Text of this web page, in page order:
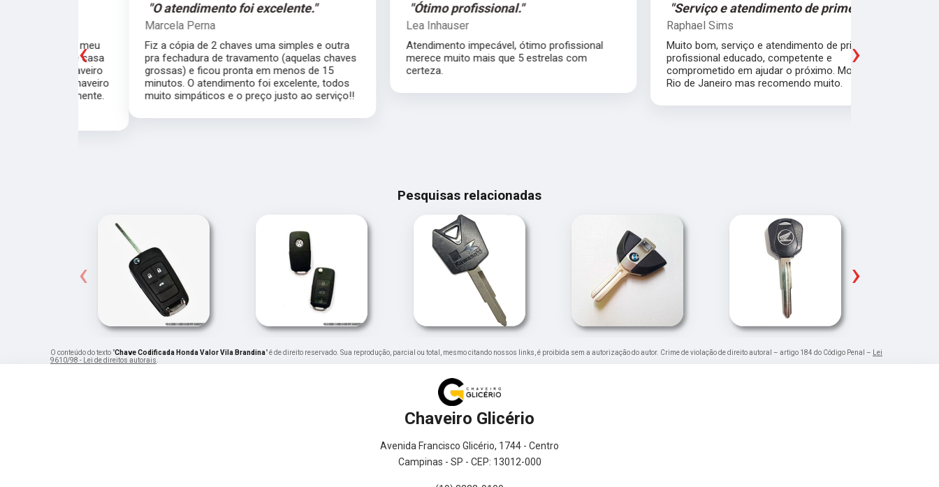
"O atendimento foi excelente."
Marcela Perna
Fiz a cópia de 2 chaves uma simples e outra
pra fechadura de travamento (aquelas chaves
grossas) e ficou pronta em menos de 15
minutos. O atendimento foi excelente, todos
muito simpáticos e o preço justo ao serviço!!
"Ótimo profissional."
Lea Inhauser
Atendimento impecável, ótimo profissional
merece muito mais que 5 estrelas com
"Serviço e atendimento de primeira."
Raphael Sims
Muito bom, serviço e atendimento de primeira,
profissional educado, competente e
comprometido em ajudar o próximo. Moro no
Rio de Janeiro mas recomendo muito.
‹ ›
Pesquisas relacionadas
‹ ›
O conteúdo do texto "Chave Codificada Honda Valor Vila Brandina" é de direito reservado. Sua reprodução, parcial ou total, mesmo citando nossos links, é proibida sem a autorização do autor. Crime de violação de direito autoral – artigo 184 do Código Penal – Lei
9610/98 - Lei de direitos autorais.
Chaveiro Glicério
Avenida Francisco Glicério, 1744 - Centro
Campinas - SP - CEP: 13012-000